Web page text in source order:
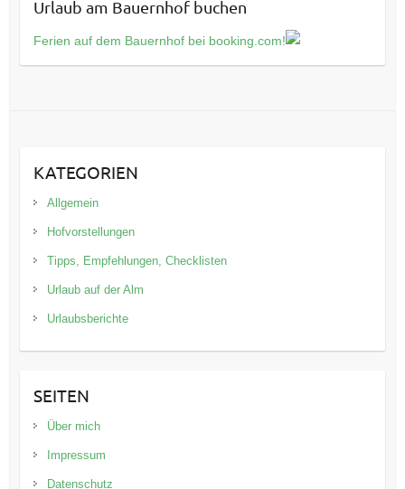
Urlaub am Bauernhof buchen
Ferien auf dem Bauernhof bei booking.com!
KATEGORIEN
Allgemein
Hofvorstellungen
Tipps, Empfehlungen, Checklisten
Urlaub auf der Alm
Urlaubsberichte
SEITEN
Über mich
Impressum
Datenschutz